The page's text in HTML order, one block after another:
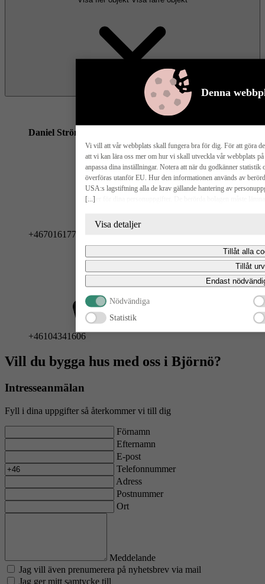
Denna
[...]
Vi vill att vår webbplats skall fungera bra för dig. För att göra
att vi kan lära oss mer om hur vi skall utveckla vår webbplats
anpassa dina inställningar. Notera att när du godkänner
överföras utanför EU. Hur den informationen används av
USA:s lagstiftning alla de krav gällande hantering av
risker för dina personuppgifter. De berörda bolagen måste
radering, gällande eventuella personuppgifter som de
godkänna statistik och marknadsförings-cookies nedan
Visa detaljer
Tillåt alla
Tillåt
Endast
Nödvändiga
Statistik
Daniel Strömberg
+46701617700
+46104341606
Vill du bygga hus med oss i Björnö?
Intresseanmälan
Fyll i dina uppgifter så återkommer vi till dig
Förnamn
Efternamn
E-post
Telefonnummer
Adress
Postnummer
Ort
Meddelande
Jag vill även prenumerera på nyhetsbrev via mail
Jag ger mitt samtycke till